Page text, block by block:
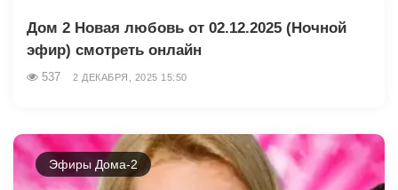
Дом 2 Новая любовь от 02.12.2025 (Ночной
эфир) смотреть онлайн
537 2 ДЕКАБРЯ, 2025 15:50
Эфиры Дома-2